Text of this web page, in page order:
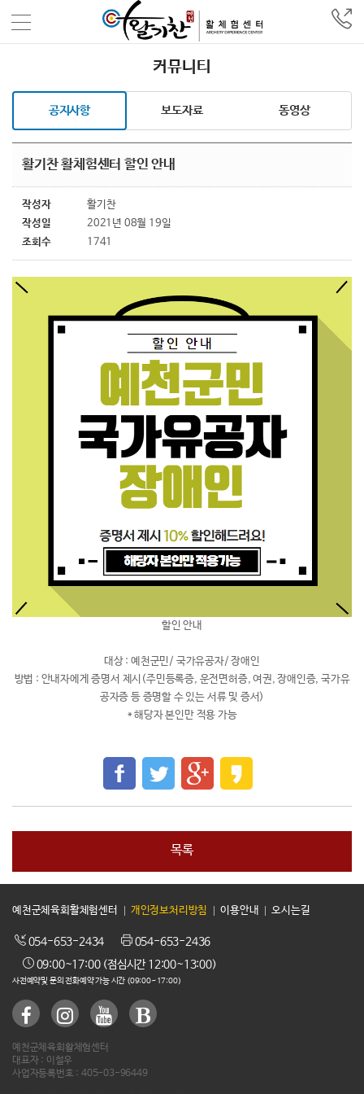
커뮤니티
공지사항 보도자료 동영상
활기찬 활체험센터 할인 안내
작성자
활기찬
작성일
2021년 08월 19일
조회수
1741
할인 안내
대상 : 예천군민/ 국가유공자/ 장애인
방법 : 안내자에게 증명서 제시(주민등록증, 운전면허증, 여권, 장애인증, 국가유
공자증 등 증명할 수 있는 서류 및 증서)
* 해당자 본인만 적용 가능
목록
예천군체육회활체험센터 개인정보처리방침 이용안내 오시는길
054-653-2434
054-653-2436
09:00~17:00 (점심시간 12:00~13:00)
사전예약및 문의 전화예약 가능 시간 (09:00~17:00)
예천군체육회활체험센터
대표자 : 이철우
사업자등록번호 : 405-03-96449